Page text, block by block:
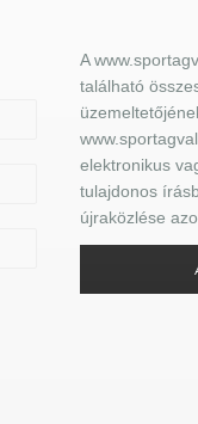
A
található
elektronikus
tulajdonos
újraközlése